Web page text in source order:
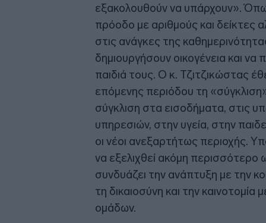
εξακολουθούν να υπάρχουν».
πρόοδο με αριθμούς και δείκτες
στις ανάγκες της
δημιουργήσουν οικογένεια και
παιδιά τους. Ο κ. Τζιτζικώστας
επόμενης περιόδου τη
σύγκλιση στα εισοδήματα, στις
υπηρεσιών, στην υγεία, στην
οι νέοι ανεξαρτήτως περιοχής.
να εξελιχθεί ακόμη
συνδυάζει την ανάπτυξη με την
τη δικαιοσύνη και την
ομάδων.